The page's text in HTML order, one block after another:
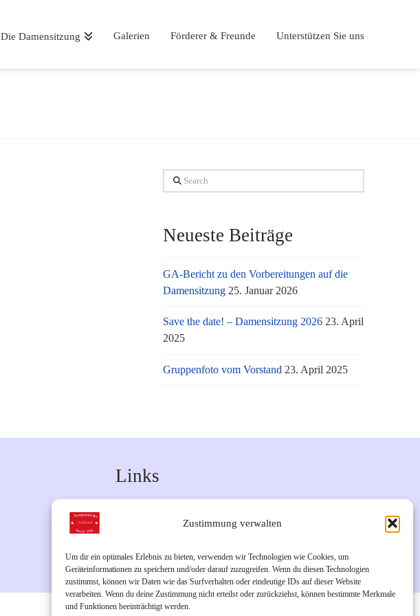
Zustimmung verwalten
Um dir ein optimales Erlebnis zu bieten, verwenden wir Technologien wie Cookies, um
Geräteinformationen zu speichern und/oder darauf zuzugreifen. Wenn du diesen Technologien
zustimmst, können wir Daten wie das Surfverhalten oder eindeutige IDs auf dieser Website
verarbeiten. Wenn du deine Zustimmung nicht erteilst oder zurückziehst, können bestimmte Merkmale
und Funktionen beeinträchtigt werden.
Die Damensitzung Galerien Förderer & Freunde Unterstützen Sie uns
Search
Neueste Beiträge
GA-Bericht zu den Vorbereitungen auf die
Damensitzung 25. Januar 2026
Save the date! – Damensitzung 2026 23. April
2025
Gruppenfoto vom Vorstand 23. April 2025
Links
Unsere Instagram-Seite